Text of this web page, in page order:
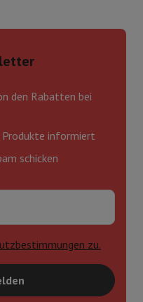
den Rabatten bei
Produkte informiert
schicken
zu.